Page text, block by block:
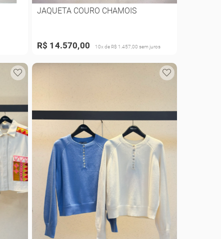
JAQUETA COURO CHAMOIS
R$ 14.570,00 10x de R$ 1.457,00 sem juros